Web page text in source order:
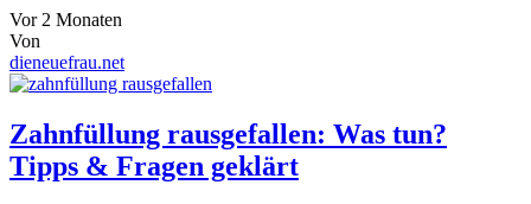
Vor 2 Monaten
Von
dieneuefrau.net
Zahnfüllung rausgefallen: Was tun?
Tipps & Fragen geklärt